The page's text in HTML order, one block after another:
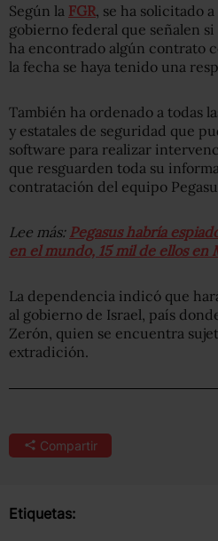
Según la FGR , se ha solicitado
gobierno federal que señalen
ha encontrado algún contrato
la fecha se haya tenido una
También ha ordenado a todas
y estatales de seguridad que
software para realizar
que resguarden toda su
contratación del equipo
Lee más: Pegasus habría
en el mundo, 15 mil de ellos en
La dependencia indicó que
al gobierno de Israel, país
Zerón, quien se encuentra
extradición.
Compartir
Etiquetas: